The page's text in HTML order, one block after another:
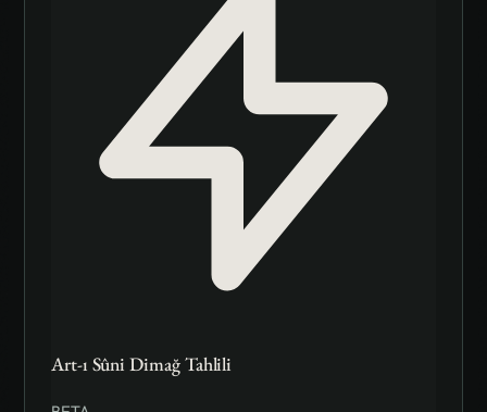
Art-ı Sûni Dimağ Tahlili